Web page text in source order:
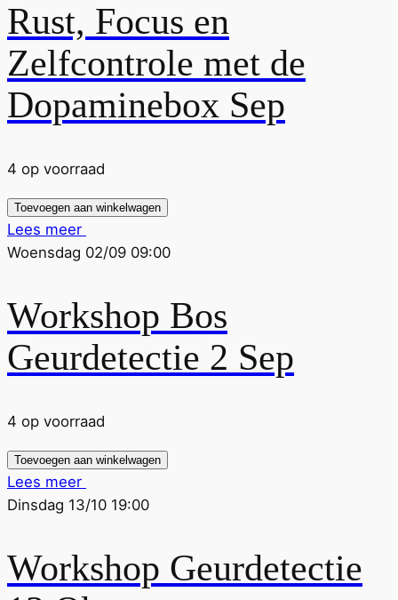
Rust, Focus en
Zelfcontrole met de
Dopaminebox Sep
4 op voorraad
Toevoegen aan winkelwagen
Lees meer
Woensdag 02/09 09:00
Workshop Bos
Geurdetectie 2 Sep
4 op voorraad
Toevoegen aan winkelwagen
Lees meer
Dinsdag 13/10 19:00
Workshop Geurdetectie